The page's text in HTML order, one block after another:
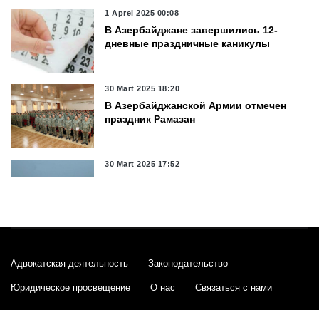
1 Aprel 2025 00:08
В Азербайджане завершились 12-
дневные праздничные каникулы
30 Mart 2025 18:20
В Азербайджанской Армии отмечен
праздник Рамазан
30 Mart 2025 17:52
вклад в мир и безопасность в
Азербайджане
Адвокатская деятельность Законодательство
Юридическое просвещение О нас Связаться с нами